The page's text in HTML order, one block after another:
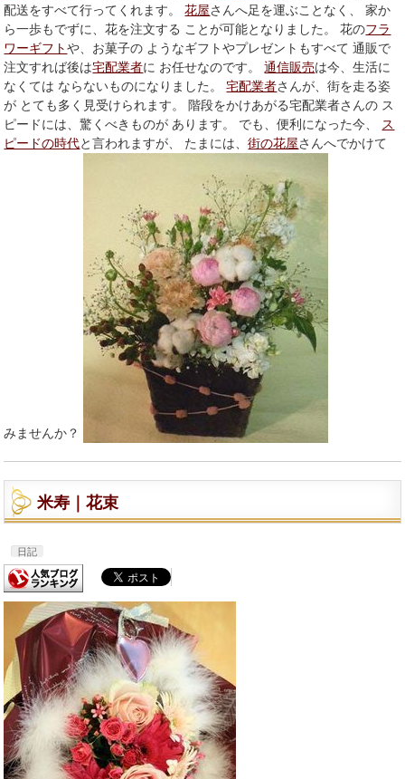
配送をすべて行ってくれます。花屋さんへ足を運ぶことなく、 家か
ら一歩もでずに、花を注文する ことが可能となりました。 花のフラ
ワーギフトや、お菓子の ようなギフトやプレゼントもすべて 通販で
注文すれば後は宅配業者に お任せなのです。通信販売は今、生活に
なくては ならないものになりました。宅配業者さんが、街を走る姿
が とても多く見受けられます。 階段をかけあがる宅配業者さんの ス
ピードには、驚くべきものが あります。 でも、便利になった今、 ス
ピードの時代と言われますが、 たまには、街の花屋さんへでかけて
みませんか？
米寿｜花束
日記